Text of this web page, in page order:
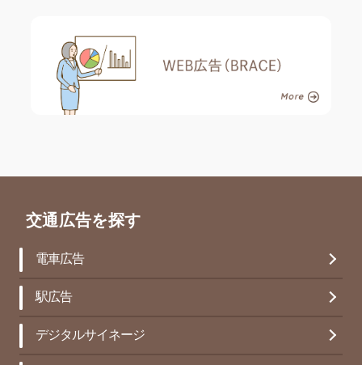
交通広告を探す
電車広告
駅広告
デジタルサイネージ